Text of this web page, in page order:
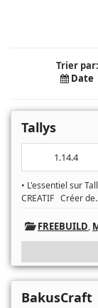
Trier par:
Date
Tallys
1.14.4
• L'essentiel sur
CREATIF Créer de
FREEBUILD,
BakusCraft